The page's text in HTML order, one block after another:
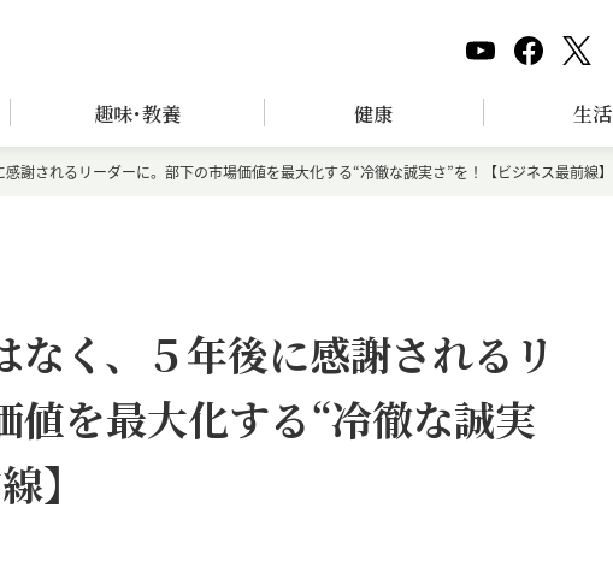
趣味･教養 健康 生活
謝されるリーダーに。部下の市場価値を最大化する“冷徹な誠実さ”を！【ビジネス最前線】
く、５年後に感謝されるリ
値を最大化する“冷徹な誠実
】